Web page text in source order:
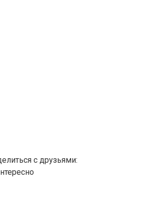
с друзьями: